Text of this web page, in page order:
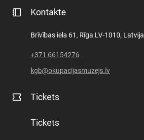
Kontakte
Brīvības iela 61, Rīga LV-1010, Latvija
+371 66154276
kgb@okupacijasmuzejs.lv
Tickets
Tickets